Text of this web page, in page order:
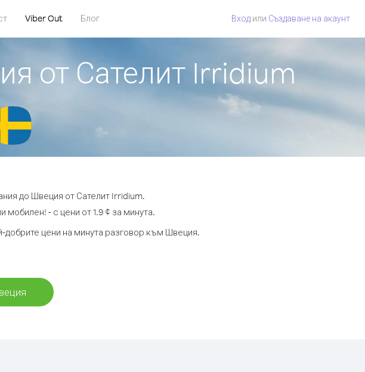
Viber Out Блог Вход или Създаване на акаунт
от Сателит Irridium
до Швеция от Сателит Irridium.
- с цени от 1.9 ¢ за минута.
добрите цени на минута разговор към Швеция.